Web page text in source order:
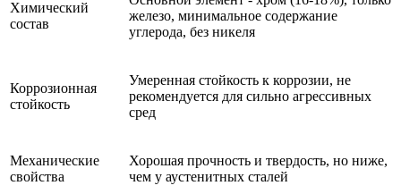
Химический
состав
железо, минимальное содержание
углерода, без никеля
Коррозионная
стойкость
Умеренная стойкость к коррозии, не
рекомендуется для сильно агрессивных
сред
Механические
свойства
Хорошая прочность и твердость, но ниже,
чем у аустенитных сталей